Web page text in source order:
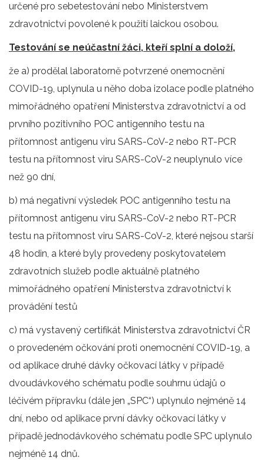
určené pro sebetestování nebo Ministerstvem
zdravotnictví povolené k použití laickou osobou.
Testování se neúčastní žáci, kteří splní a doloží,
že a) prodělal laboratorně potvrzené onemocnění
COVID-19, uplynula u něho doba izolace podle platného
mimořádného opatření Ministerstva zdravotnictví a od
prvního pozitivního POC antigenního testu na
přítomnost antigenu viru SARS-CoV-2 nebo RT-PCR
testu na přítomnost viru SARS-CoV-2 neuplynulo více
než 90 dní,
b) má negativní výsledek POC antigenního testu na
přítomnost antigenu viru SARS-CoV-2 nebo RT-PCR
testu na přítomnost viru SARS-CoV-2, které nejsou starší
48 hodin, a které byly provedeny poskytovatelem
zdravotních služeb podle aktuálně platného
mimořádného opatření Ministerstva zdravotnictví k
provádění testů
c) má vystavený certifikát Ministerstva zdravotnictví ČR
o provedeném očkování proti onemocnění COVID-19, a
od aplikace druhé dávky očkovací látky v případě
dvoudávkového schématu podle souhrnu údajů o
léčivém přípravku (dále jen „SPC“) uplynulo nejméně 14
dní, nebo od aplikace první dávky očkovací látky v
případě jednodávkového schématu podle SPC uplynulo
nejméně 14 dnů.